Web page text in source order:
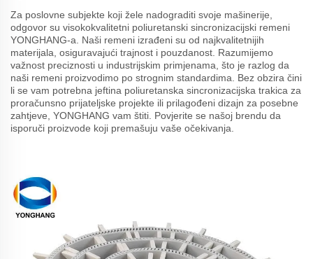
Za poslovne subjekte koji žele nadograditi svoje mašinerije,
odgovor su visokokvalitetni poliuretanski sincronizacijski remeni
YONGHANG-a. Naši remeni izrađeni su od najkvalitetnijih
materijala, osiguravajući trajnost i pouzdanost. Razumijemo
važnost preciznosti u industrijskim primjenama, što je razlog da
naši remeni proizvodimo po strognim standardima. Bez obzira čini
li se vam potrebna jeftina poliuretanska sincronizacijska trakica za
proračunsno prijateljske projekte ili prilagođeni dizajn za posebne
zahtjeve, YONGHANG vam štiti. Povjerite se našoj brendu da
isporuči proizvode koji premašuju vaše očekivanja.